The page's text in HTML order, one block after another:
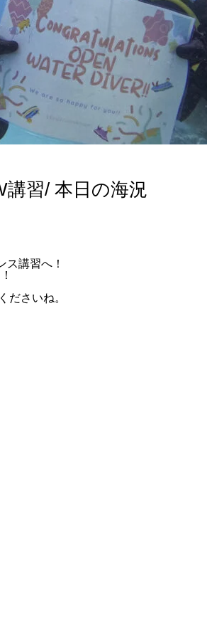
講習/ 本日の海況
講習へ！
ださいね。